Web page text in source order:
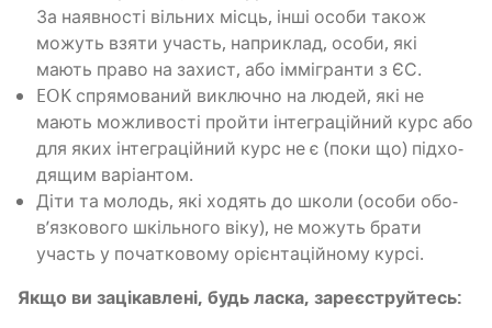
За наяв­но­сті віль­них місць, інші осо­би також
можуть взя­ти участь, напри­клад, осо­би, які
мають пра­во на захист, або іммі­гран­ти з ЄС.
EOK спря­мо­ва­ний виклю­чно на людей, які не
мають можли­во­сті прой­ти інте­гра­цій­ний курс або
для яких інте­гра­цій­ний курс не є (поки що) під­хо­
дя­щим варіантом.
Діти та молодь, які ходять до шко­ли (осо­би обо­
в’яз­ко­во­го шкіль­но­го віку), не можуть бра­ти
участь у поча­тко­во­му орі­єн­та­цій­но­му курсі.
Якщо ви заці­кав­ле­ні, будь ласка, зареєструйтесь: